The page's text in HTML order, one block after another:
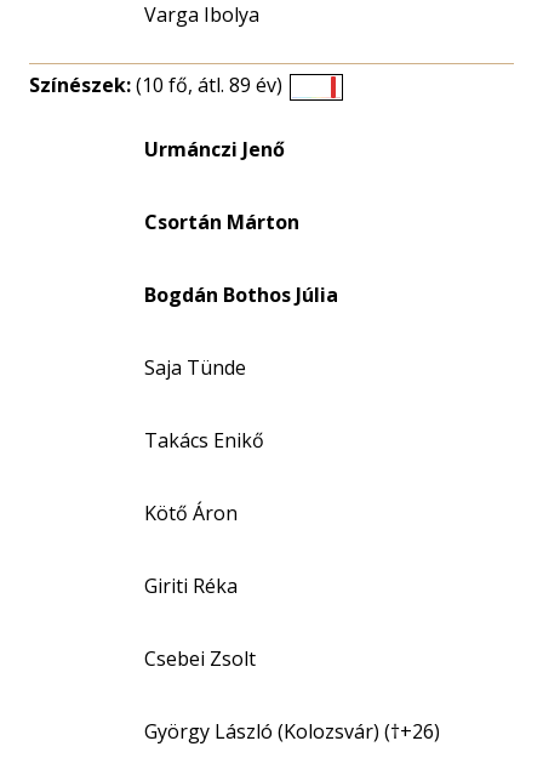
Varga Ibolya
Színészek:(10 fő, átl. 89 év)
Urmánczi Jenő
Csortán Márton
Bogdán Bothos Júlia
Saja Tünde
Takács Enikő
Kötő Áron
Giriti Réka
Csebei Zsolt
György László (Kolozsvár) (†+26)